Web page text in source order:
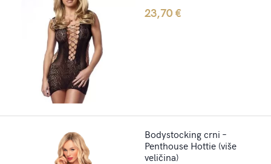
23,70€
Bodystocking crni –
Penthouse Hottie (više
veličina)